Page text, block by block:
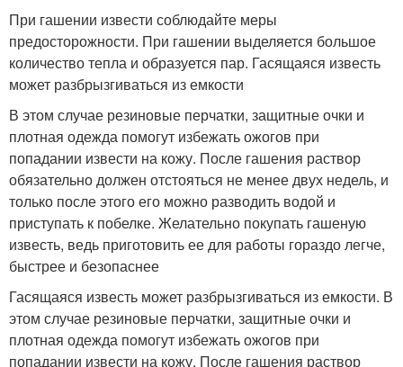
При гашении извести соблюдайте меры
предосторожности. При гашении выделяется большое
количество тепла и образуется пар. Гасящаяся известь
может разбрызгиваться из емкости
В этом случае резиновые перчатки, защитные очки и
плотная одежда помогут избежать ожогов при
попадании извести на кожу. После гашения раствор
обязательно должен отстояться не менее двух недель, и
только после этого его можно разводить водой и
приступать к побелке. Желательно покупать гашеную
известь, ведь приготовить ее для работы гораздо легче,
быстрее и безопаснее
Гасящаяся известь может разбрызгиваться из емкости. В
этом случае резиновые перчатки, защитные очки и
плотная одежда помогут избежать ожогов при
попадании извести на кожу. После гашения раствор